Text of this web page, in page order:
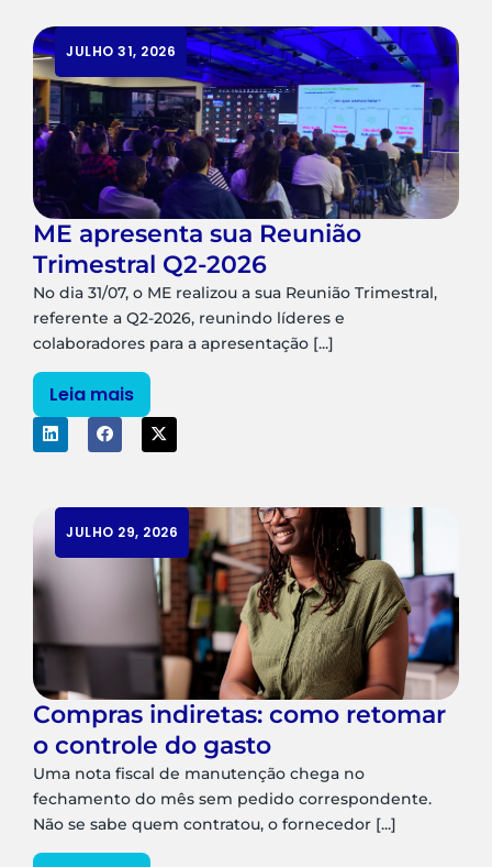
JULHO 31, 2026
ME apresenta sua Reunião
Trimestral Q2-2026
No dia 31/07, o ME realizou a sua Reunião Trimestral,
referente a Q2-2026, reunindo líderes e
colaboradores para a apresentação [...]
Leia mais
JULHO 29, 2026
Compras indiretas: como retomar
o controle do gasto
Uma nota fiscal de manutenção chega no
fechamento do mês sem pedido correspondente.
Não se sabe quem contratou, o fornecedor [...]